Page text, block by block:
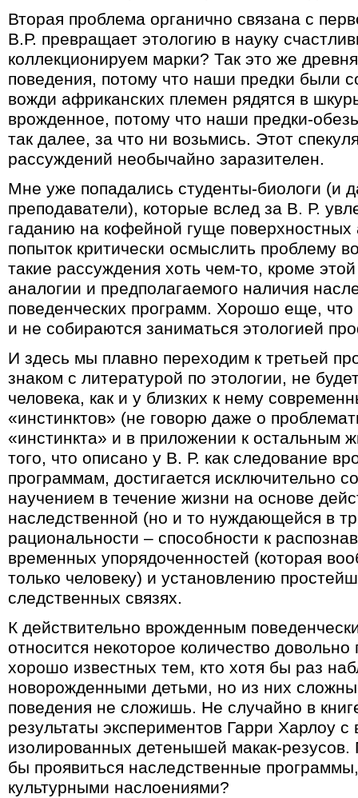
Вторая проблема органично связана с
В.Р. превращает этологию в науку
коллекционируем марки? Так это же
поведения, потому что наши предки были
вожди африканских племен рядятся в
врожденное, потому что наши предки-
так далее, за что ни возьмись. Этот
рассуждений необычайно заразителен.
Мне уже попадались студенты-биологи (и
преподаватели), которые вслед за В. Р.
гаданию на кофейной гуще поверхностных
попыток критически осмыслить проблему
такие рассуждения хоть чем-то, кроме
аналогии и предполагаемого наличия
поведенческих программ. Хорошо еще,
и не собираются заниматься этологией
И здесь мы плавно переходим к третьей
знаком с литературой по этологии, не
человека, как и у близких к нему
«инстинктов» (не говорю даже о
«инстинкта» и в приложении к остальным
того, что описано у В. Р. как следование
программам, достигается исключительно
научением в течение жизни на основе
наследственной (но и то нуждающейся в
рациональности – способности к
временных упорядоченностей (которая
только человеку) и установлению
следственных связях.
К действительно врожденным
относится некоторое количество
хорошо известных тем, кто хотя бы раз
новорожденными детьми, но из них
поведения не сложишь. Не случайно в
результаты экспериментов Гарри Харлоу
изолированных детенышей макак-резусов.
бы проявиться наследственные
культурными наслоениями?